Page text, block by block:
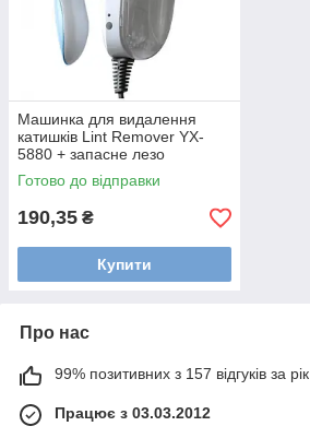
Машинка для видалення
катишків Lint Remover YX-
5880 + запасне лезо
Готово до відправки
190,35 ₴
Купити
Про нас
99% позитивних з 157 відгуків за рік
Працює з 03.03.2012